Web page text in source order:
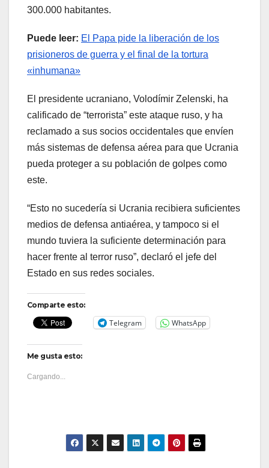
300.000 habitantes.
Puede leer: El Papa pide la liberación de los
prisioneros de guerra y el final de la tortura
«inhumana»
El presidente ucraniano, Volodímir Zelenski, ha
calificado de “terrorista” este ataque ruso, y ha
reclamado a sus socios occidentales que envíen
más sistemas de defensa aérea para que Ucrania
pueda proteger a su población de golpes como
este.
“Esto no sucedería si Ucrania recibiera suficientes
medios de defensa antiaérea, y tampoco si el
mundo tuviera la suficiente determinación para
hacer frente al terror ruso”, declaró el jefe del
Estado en sus redes sociales.
Comparte esto:
Telegram WhatsApp
Me gusta esto:
Cargando...